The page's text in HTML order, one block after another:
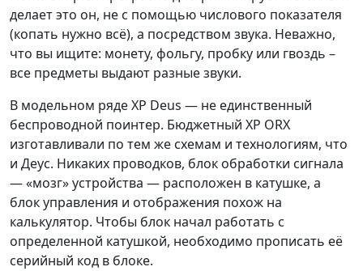
делает это он, не с помощью числового показателя
(копать нужно всё), а посредством звука. Неважно,
что вы ищите: монету, фольгу, пробку или гвоздь –
все предметы выдают разные звуки.
В модельном ряде XP Deus — не единственный
беспроводной поинтер. Бюджетный XP ORX
изготавливали по тем же схемам и технологиям, что
и Деус. Никаких проводков, блок обработки сигнала
— «мозг» устройства — расположен в катушке, а
блок управления и отображения похож на
калькулятор. Чтобы блок начал работать с
определенной катушкой, необходимо прописать её
серийный код в блоке.